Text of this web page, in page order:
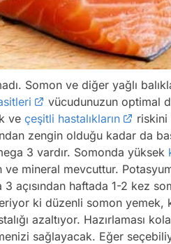
Somon ve diğer yağlı
vücudunuzun optimal
ve çeşitli hastalıkların
riskini
zengin olduğu kadar da
3 vardır. Somonda yüksek
ve mineral mevcuttur.
3 açısından haftada 1-2 kez
ki düzenli somon yemek,
azaltıyor. Hazırlaması
sağlayacak. Eğer